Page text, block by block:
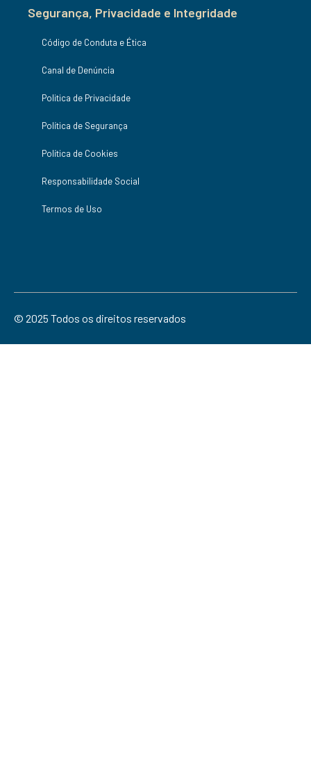
Segurança, Privacidade e Integridade
Código de Conduta e Ética
Canal de Denúncia
Politica de Privacidade
Política de Segurança
Política de Cookies
Responsabilidade Social
Termos de Uso
© 2025 Todos os direitos reservados